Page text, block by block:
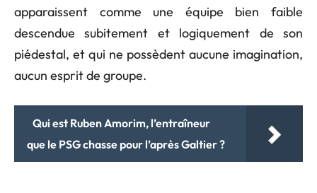
apparaissent comme une équipe bien faible
descendue subitement et logiquement de son
piédestal, et qui ne possèdent aucune imagination,
aucun esprit de groupe.
Qui est Ruben Amorim, l’entraîneur
que le PSG chasse pour l’après Galtier ?